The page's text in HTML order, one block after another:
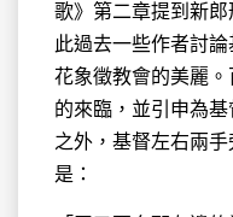
歌》第二章提到新
此過去一些作者討
花象徵教會的美麗
的來臨，並引申為
之外，基督左右兩
是：